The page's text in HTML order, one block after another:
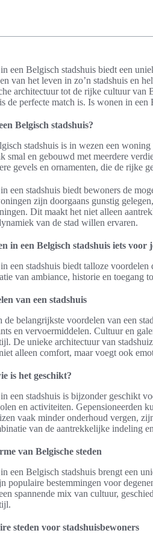
een Belgisch stadshuis biedt een
van het leven in zo’n stadshuis en
architectuur tot de rijke cultuur van
de perfecte match is. Is wonen in
Belgisch stadshuis?
stadshuis is in wezen een
smal en gebouwd met meerdere
gevels en ornamenten, die de rijke
een stadshuis biedt bewoners de
zijn doorgaans gunstig
Dit maakt het niet alleen
van de stad willen ervaren.
in een Belgisch stadshuis iets voor
een stadshuis biedt talloze
van ambiance, historie en toegang
van een stadshuis
de belangrijkste voordelen van een
en vervoermiddelen. Cultuur en
De unieke architectuur van
alleen comfort, maar voegt ook
is het geschikt?
een stadshuis is bijzonder geschikt
en activiteiten. Gepensioneerden
vaak minder onderhoud vergen,
van de aantrekkelijke indeling
van Belgische steden
een Belgisch stadshuis brengt een
populaire bestemmingen voor
spannende mix van cultuur,
steden voor stadshuisbewoners